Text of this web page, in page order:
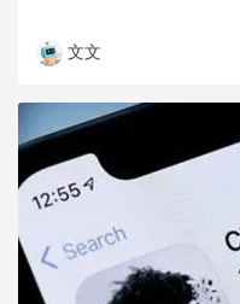
文文